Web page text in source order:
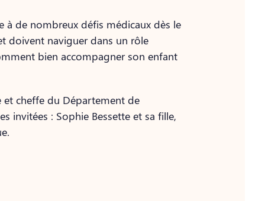
à de nombreux défis médicaux dès le
doivent naviguer dans un rôle
bien accompagner son enfant
et cheffe du Département de
invitées : Sophie Bessette et sa fille,